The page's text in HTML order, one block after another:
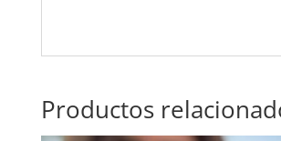
Productos